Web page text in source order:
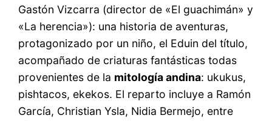
Gastón Vizcarra (director de «El guachimán» y
«La herencia»): una historia de aventuras,
protagonizado por un niño, el Eduin del título,
acompañado de criaturas fantásticas todas
provenientes de la mitología andina: ukukus,
pishtacos, ekekos. El reparto incluye a Ramón
García, Christian Ysla, Nidia Bermejo, entre